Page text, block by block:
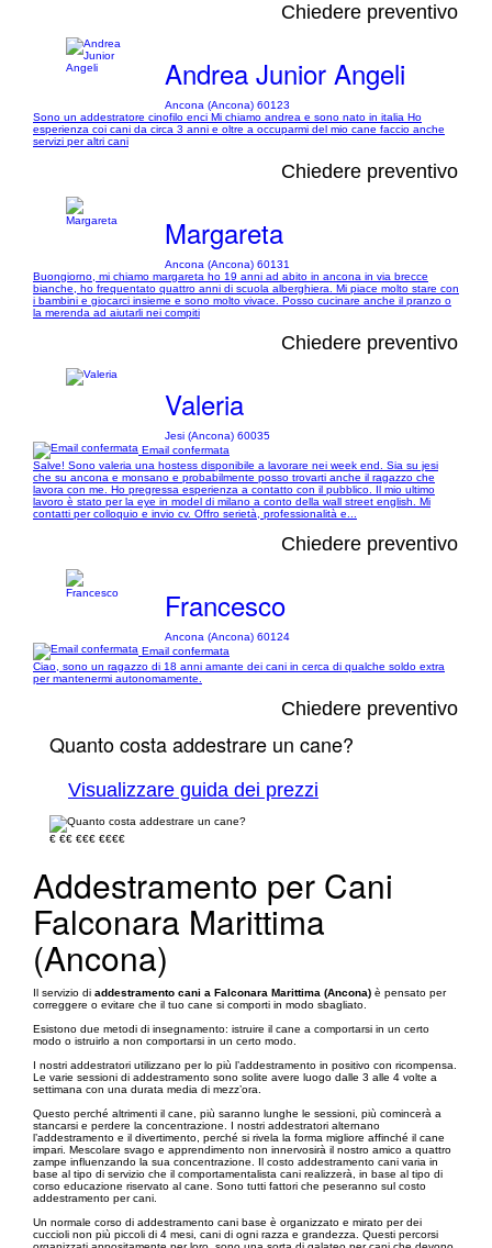
Chiedere preventivo
Andrea Junior Angeli
Ancona (Ancona) 60123
Sono un addestratore cinofilo enci Mi chiamo andrea e sono nato in italia Ho
esperienza coi cani da circa 3 anni e oltre a occuparmi del mio cane faccio anche
servizi per altri cani
Chiedere preventivo
Margareta
Ancona (Ancona) 60131
Buongiorno, mi chiamo margareta ho 19 anni ad abito in ancona in via brecce
bianche, ho frequentato quattro anni di scuola alberghiera. Mi piace molto stare con
i bambini e giocarci insieme e sono molto vivace. Posso cucinare anche il pranzo o
la merenda ad aiutarli nei compiti
Chiedere preventivo
Valeria
Jesi (Ancona) 60035
Email confermata
Salve! Sono valeria una hostess disponibile a lavorare nei week end. Sia su jesi
che su ancona e monsano e probabilmente posso trovarti anche il ragazzo che
lavora con me. Ho pregressa esperienza a contatto con il pubblico. Il mio ultimo
lavoro è stato per la eye in model di milano a conto della wall street english. Mi
contatti per colloquio e invio cv. Offro serietà, professionalità e...
Chiedere preventivo
Francesco
Ancona (Ancona) 60124
Email confermata
Ciao, sono un ragazzo di 18 anni amante dei cani in cerca di qualche soldo extra
per mantenermi autonomamente.
Chiedere preventivo
Quanto costa addestrare un cane?
Visualizzare guida dei prezzi
€ €€ €€€ €€€€
Addestramento per Cani
Falconara Marittima
(Ancona)
Il servizio di addestramento cani a Falconara Marittima (Ancona) è pensato per
correggere o evitare che il tuo cane si comporti in modo sbagliato.
Esistono due metodi di insegnamento: istruire il cane a comportarsi in un certo
modo o istruirlo a non comportarsi in un certo modo.
I nostri addestratori utilizzano per lo più l’addestramento in positivo con ricompensa.
Le varie sessioni di addestramento sono solite avere luogo dalle 3 alle 4 volte a
settimana con una durata media di mezz’ora.
Questo perché altrimenti il cane, più saranno lunghe le sessioni, più comincerà a
stancarsi e perdere la concentrazione. I nostri addestratori alternano
l’addestramento e il divertimento, perché si rivela la forma migliore affinché il cane
impari. Mescolare svago e apprendimento non innervosirà il nostro amico a quattro
zampe influenzando la sua concentrazione. Il costo addestramento cani varia in
base al tipo di servizio che il comportamentalista cani realizzerà, in base al tipo di
corso educazione riservato al cane. Sono tutti fattori che peseranno sul costo
addestramento per cani.
Un normale corso di addestramento cani base è organizzato e mirato per dei
cuccioli non più piccoli di 4 mesi, cani di ogni razza e grandezza. Questi percorsi